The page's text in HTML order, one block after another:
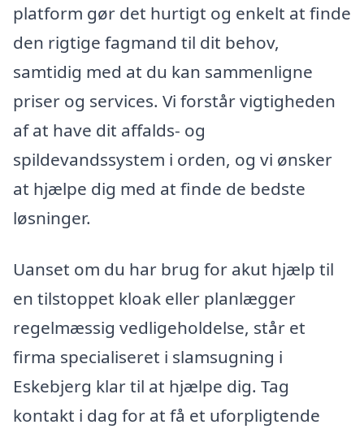
platform gør det hurtigt og enkelt at finde
den rigtige fagmand til dit behov,
samtidig med at du kan sammenligne
priser og services. Vi forstår vigtigheden
af at have dit affalds- og
spildevandssystem i orden, og vi ønsker
at hjælpe dig med at finde de bedste
løsninger.
Uanset om du har brug for akut hjælp til
en tilstoppet kloak eller planlægger
regelmæssig vedligeholdelse, står et
firma specialiseret i slamsugning i
Eskebjerg klar til at hjælpe dig. Tag
kontakt i dag for at få et uforpligtende